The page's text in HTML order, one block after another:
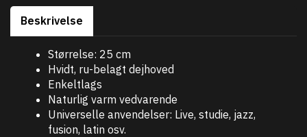
Beskrivelse
Størrelse: 25 cm
Hvidt, ru-belagt dejhoved
Enkeltlags
Naturlig varm vedvarende
Universelle anvendelser: Live, studie, jazz,
fusion, latin osv.